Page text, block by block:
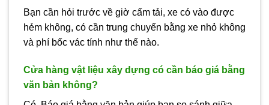
Bạn cần hỏi trước về giờ cấm tải, xe có vào được
hẻm không, có cần trung chuyển bằng xe nhỏ không
và phí bốc vác tính như thế nào.
Cửa hàng vật liệu xây dựng có cần báo giá bằng
văn bản không?